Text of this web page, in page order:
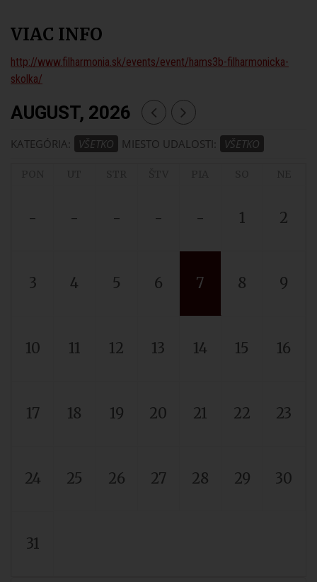
VIAC INFO
http://www.filharmonia.sk/events/event/hams3b-filharmonicka-
skolka/
AUGUST, 2026
KATEGÓRIA: VŠETKO MIESTO UDALOSTI: VŠETKO
- - - - - 1 2
3 4 5 6 7 8 9
10 11 12 13 14 15 16
17 18 19 20 21 22 23
24 25 26 27 28 29 30
31